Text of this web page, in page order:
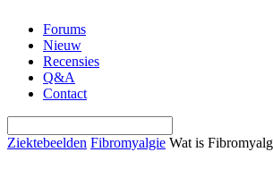
naar
inhoud
Forums
Nieuw
Recensies
Q&A
Contact
Ziektebeelden Fibromyalgie Wat is